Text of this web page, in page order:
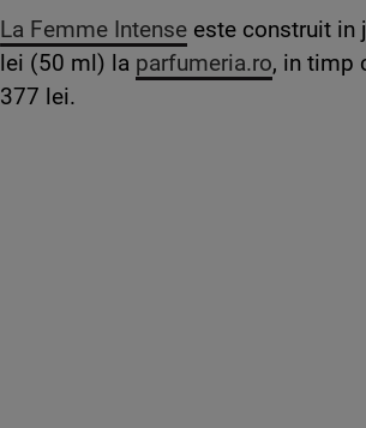
La Femme Intense este construit in
lei (50 ml) la parfumeria.ro, in timp
377 lei.